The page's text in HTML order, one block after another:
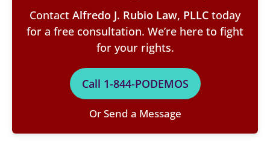
Contact Alfredo J. Rubio Law, PLLC today
for a free consultation. We’re here to fight
for your rights.
Call 1-844-PODEMOS
Or Send a Message